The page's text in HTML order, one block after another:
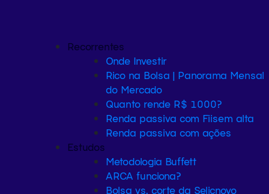
Recorrentes
Onde Investir
Rico na Bolsa | Panorama Mensal
do Mercado
Quanto rende R$ 1000?
Renda passiva com Fiisem alta
Renda passiva com ações
Estudos
Metodologia Buffett
ARCA funciona?
Bolsa vs. corte da Selicnovo